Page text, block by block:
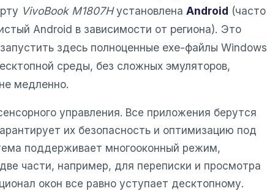
VivoBook M1807Hустановлена Android (часто
Android в зависимости от региона). Это
здесь полноценные exe-файлы Windows
среды, без сложных эмуляторов,
медленно.
управления. Все приложения берутся
их безопасность и оптимизацию под
поддерживает многооконный режим,
части, например, для переписки и просмотра
окон все равно уступает десктопному.